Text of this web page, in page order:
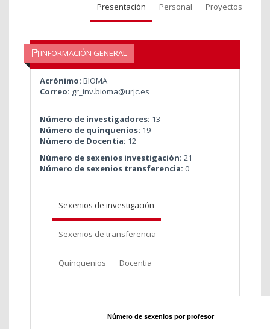
Presentación Personal Proyectos
INFORMACIÓN GENERAL
Acrónimo: BIOMA
Correo: gr_inv.bioma@urjc.es
Número de investigadores: 13
Número de quinquenios: 19
Número de Docentia: 12
Número de sexenios investigación: 21
Número de sexenios transferencia: 0
Sexenios de investigación
Sexenios de transferencia
Quinquenios Docentia
Número de sexenios por profesor